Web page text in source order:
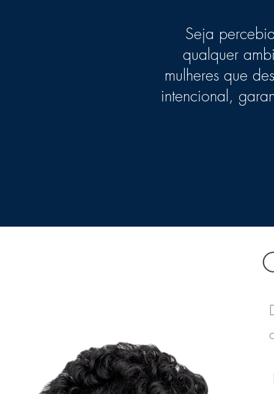
Seja
qualquer
mulheres que
intencional,